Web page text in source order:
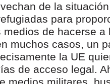
de la
para
de hacerse a
muchos casos, un
la UE
de acceso legal.